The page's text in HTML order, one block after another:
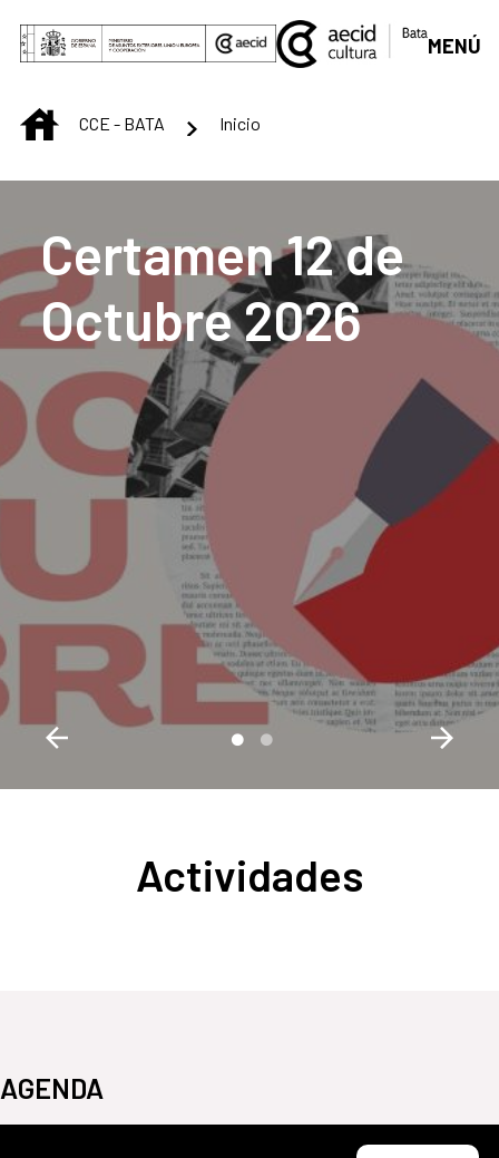
Skip to Main Content
MENÚ
INICIOCCE - BATA Inicio
Certamen 12 de
Octubre 2026
Actividades
AGENDA